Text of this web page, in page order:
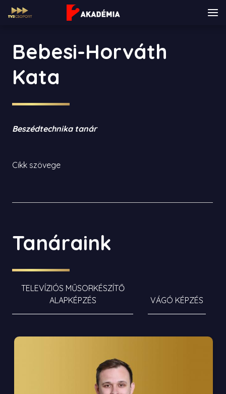
Bebesi-Horváth
Kata
Beszédtechnika tanár
Cikk szövege
Tanáraink
TELEVÍZIÓS MŰSORKÉSZÍTŐ
ALAPKÉPZÉS
VÁGÓ KÉPZÉS